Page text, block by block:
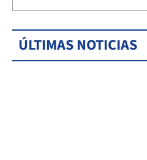
ÚLTIMAS NOTICIAS